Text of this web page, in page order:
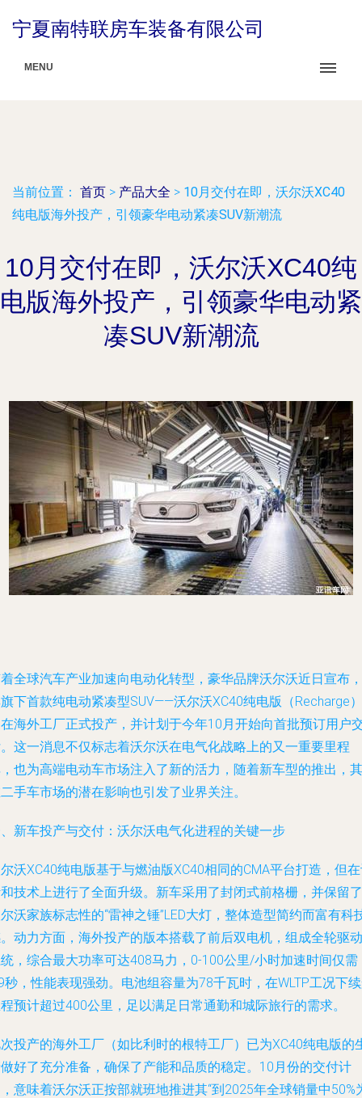
宁夏南特联房车装备有限公司
MENU
当前位置： 首页 > 产品大全 > 10月交付在即，沃尔沃XC40
纯电版海外投产，引领豪华电动紧凑SUV新潮流
10月交付在即，沃尔沃XC40纯
电版海外投产，引领豪华电动紧
凑SUV新潮流
全球汽车产业加速向电动化转型，豪华品牌沃尔沃近日宣布，
下首款纯电动紧凑型SUV——沃尔沃XC40纯电版（Recharge）
海外工厂正式投产，并计划于今年10月开始向首批预订用户
这一消息不仅标志着沃尔沃在电气化战略上的又一重要里程
也为高端电动车市场注入了新的活力，随着新车型的推出，其
手车市场的潜在影响也引发了业界关注。
新车投产与交付：沃尔沃电气化进程的关键一步
沃XC40纯电版基于与燃油版XC40相同的CMA平台打造，但
技术上进行了全面升级。新车采用了封闭式前格栅，并保留了
沃家族标志性的“雷神之锤”LED大灯，整体造型简约而富有科
动力方面，海外投产的版本搭载了前后双电机，组成全轮驱动
，综合最大功率可达408马力，0-100公里/小时加速时间仅需
秒，性能表现强劲。电池组容量为78千瓦时，在WLTP工况下
预计超过400公里，足以满足日常通勤和城际旅行的需求。
投产的海外工厂（如比利时的根特工厂）已为XC40纯电版的
好了充分准备，确保了产能和品质的稳定。10月份的交付计
意味着沃尔沃正按部就班地推进其“到2025年全球销量中50%